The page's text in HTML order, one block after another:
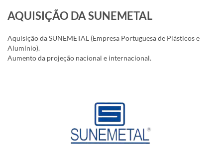
AQUISIÇÃO DA SUNEMETAL
Aquisição da SUNEMETAL (Empresa Portuguesa de Plásticos e
Alumínio).
Aumento da projeção nacional e internacional.